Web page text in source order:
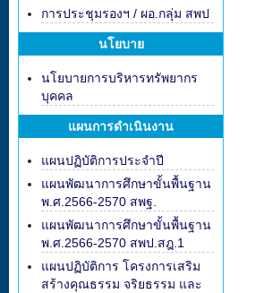
การประชุมรองฯ / ผอ.กลุ่ม สพป
นโยบาย
นโยบายการบริหารทรัพยากร
บุคคล
แผนการดำเนินงาน
แผนปฏิบัติการประจำปี
แผนพัฒนาการศึกษาขั้นพื้นฐาน
พ.ศ.2566-2570 สพฐ.
แผนพัฒนาการศึกษาขั้นพื้นฐาน
พ.ศ.2566-2570 สพป.สฎ.1
แผนปฏิบัติการ โครงการเสริม
สร้างคุณธรรม จริยธรรม และ